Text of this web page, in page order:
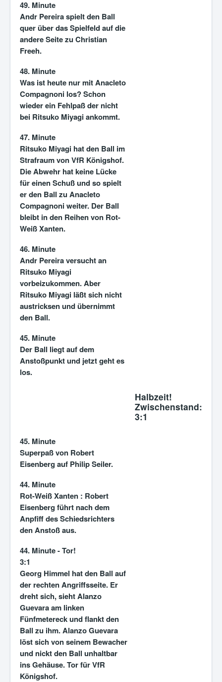
49. Minute
Andr Pereira spielt den Ball
quer über das Spielfeld auf die
andere Seite zu Christian
Freeh.
48. Minute
Was ist heute nur mit Anacleto
Compagnoni los? Schon
wieder ein Fehlpaß der nicht
bei Ritsuko Miyagi ankommt.
47. Minute
Ritsuko Miyagi hat den Ball im
Strafraum von VfR Königshof.
Die Abwehr hat keine Lücke
für einen Schuß und so spielt
er den Ball zu Anacleto
Compagnoni weiter. Der Ball
bleibt in den Reihen von Rot-
Weiß Xanten.
46. Minute
Andr Pereira versucht an
Ritsuko Miyagi
vorbeizukommen. Aber
Ritsuko Miyagi läßt sich nicht
austricksen und übernimmt
den Ball.
45. Minute
Der Ball liegt auf dem
Anstoßpunkt und jetzt geht es
los.
Halbzeit!
Zwischenstand:
3:1
45. Minute
Superpaß von Robert
Eisenberg auf Philip Seiler.
44. Minute
Rot-Weiß Xanten : Robert
Eisenberg führt nach dem
Anpfiff des Schiedsrichters
den Anstoß aus.
44. Minute - Tor!
3:1
Georg Himmel hat den Ball auf
der rechten Angriffsseite. Er
dreht sich, sieht Alanzo
Guevara am linken
Fünfmetereck und flankt den
Ball zu ihm. Alanzo Guevara
löst sich von seinem Bewacher
und nickt den Ball unhaltbar
ins Gehäuse. Tor für VfR
Königshof.